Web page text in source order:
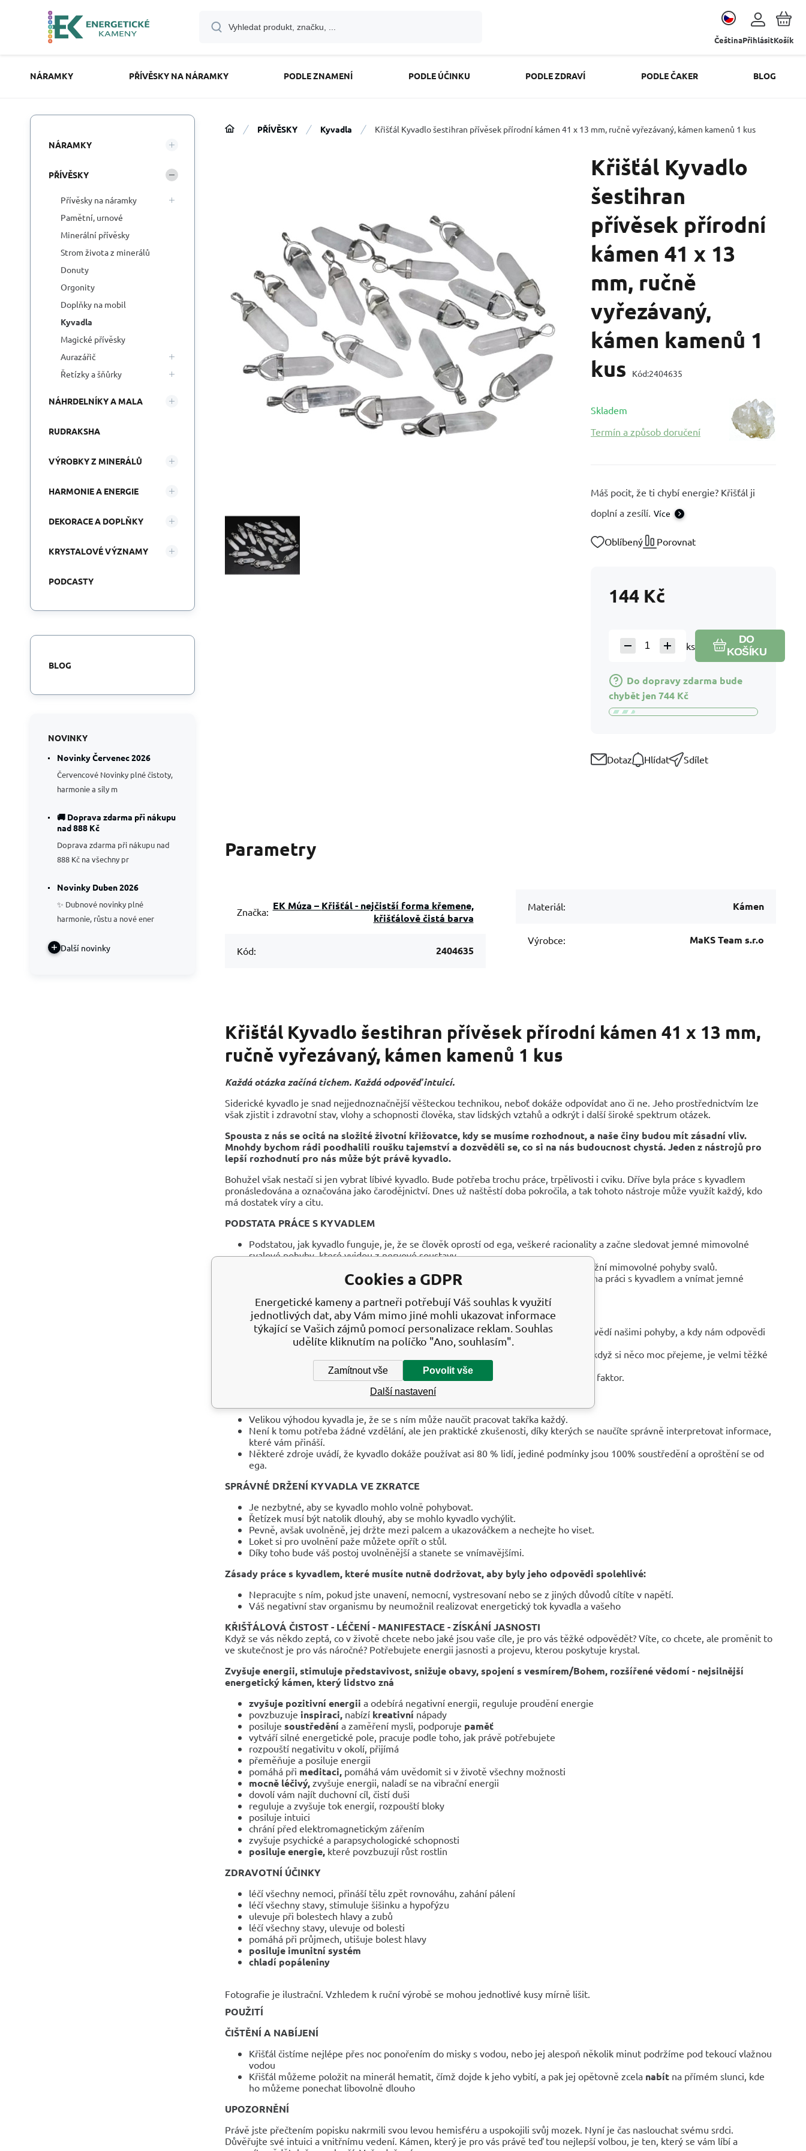
ČeštinaPřihlásitKošík
NÁRAMKY PŘÍVĚSKY NA NÁRAMKY PODLE ZNAMENÍ PODLE ÚČINKU PODLE ZDRAVÍ PODLE ČAKER BLOG
PŘÍVĚSKY Kyvadla Křišťál Kyvadlo šestihran přívěsek přírodní kámen 41 x 13 mm, ručně vyřezávaný, kámen kamenů 1 kus
Křišťál Kyvadlo
šestihran
přívěsek přírodní
kámen 41 x 13
mm, ručně
vyřezávaný,
kámen kamenů 1
kus
Kód:2404635
Skladem
Termín a způsob doručení
Máš pocit, že ti chybí energie? Křišťál ji
doplní a zesílí. Více
Oblíbený Porovnat
144 Kč
ks
DO
KOŠÍKU
Do dopravy zdarma bude
chybět jen744 Kč
Dotaz Hlídat Sdílet
Parametry
Značka: EK Múza – Křišťál - nejčistší forma křemene,
křišťálově čistá barva
Kód: 2404635
Materiál: Kámen
Výrobce: MaKS Team s.r.o
Křišťál Kyvadlo šestihran přívěsek přírodní kámen 41 x 13 mm,
ručně vyřezávaný, kámen kamenů 1 kus
Každá otázka začíná tichem. Každá odpověď intuicí.
Siderické kyvadlo je snad nejjednoznačnější věšteckou technikou, neboť dokáže odpovídat ano či ne. Jeho prostřednictvím lze
však zjistit i zdravotní stav, vlohy a schopnosti člověka, stav lidských vztahů a odkrýt i další široké spektrum otázek.
Spousta z nás se ocitá na složité životní křižovatce, kdy se musíme rozhodnout, a naše činy budou mít zásadní vliv.
Mnohdy bychom rádi poodhalili roušku tajemství a dozvěděli se, co si na nás budoucnost chystá. Jeden z nástrojů pro
lepší rozhodnutí pro nás může být právě kyvadlo.
Bohužel však nestačí si jen vybrat líbivé kyvadlo. Bude potřeba trochu práce, trpělivosti i cviku. Dříve byla práce s kyvadlem
pronásledována a označována jako čarodějnictví. Dnes už naštěstí doba pokročila, a tak tohoto nástroje může využít každý, kdo
má dostatek víry a citu.
PODSTATA PRÁCE S KYVADLEM
Podstatou, jak kyvadlo funguje, je, že se člověk oprostí od ega, veškeré racionality a začne sledovat jemné mimovolné
svalové pohyby, které vyjdou z nervové soustavy.
Nervová soustava v tu chvíli na sebe nabere roli vodiče univerzální energie a umožní mimovolné pohyby svalů.
Prostě musíte „vypnout“ a jen nechat proudit energii. Musíte se zcela soustředit na práci s kyvadlem a vnímat jemné
odpovědi, které vám poskytuje.
NEJVĚTŠÍ ÚSKALÍ KYVADLA
Kámen úrazu kyvadla tkví v tom poznat, kdy se jedná o nevědomé vynucení odpovědí našimi pohyby, a kdy nám odpovědi
skutečně dává kyvadlo.
Pokud si příliš přejeme konkrétní odpověď kyvadla, uděláme pohyb za něj, jenže když si něco moc přejeme, je velmi těžké
se tohoto chtíče vzdát.
Patrně proto velká řada lidí na kyvadlo zanevřela a přitom se jedná pouze o lidský faktor.
KDO MŮŽE KYVADLO POUŽÍVAT?
Velikou výhodou kyvadla je, že se s ním může naučit pracovat takřka každý.
Není k tomu potřeba žádné vzdělání, ale jen praktické zkušenosti, díky kterých se naučíte správně interpretovat informace,
které vám přináší.
Některé zdroje uvádí, že kyvadlo dokáže používat asi 80 % lidí, jediné podmínky jsou 100% soustředění a oproštění se od
ega.
SPRÁVNÉ DRŽENÍ KYVADLA VE ZKRATCE
Je nezbytné, aby se kyvadlo mohlo volně pohybovat.
Řetízek musí být natolik dlouhý, aby se mohlo kyvadlo vychýlit.
Pevně, avšak uvolněně, jej držte mezi palcem a ukazováčkem a nechejte ho viset.
Loket si pro uvolnění paže můžete opřít o stůl.
Díky toho bude váš postoj uvolněnější a stanete se vnímavějšími.
Zásady práce s kyvadlem, které musíte nutně dodržovat, aby byly jeho odpovědi spolehlivé:
Nepracujte s ním, pokud jste unavení, nemocní, vystresovaní nebo se z jiných důvodů cítíte v napětí.
Váš negativní stav organismu by neumožnil realizovat energetický tok kyvadla a vašeho
KŘIŠŤÁLOVÁ ČISTOST - LÉČENÍ - MANIFESTACE - ZÍSKÁNÍ JASNOSTI
Když se vás někdo zeptá, co v životě chcete nebo jaké jsou vaše cíle, je pro vás těžké odpovědět? Víte, co chcete, ale proměnit to
ve skutečnost je pro vás náročné? Potřebujete energii jasnosti a projevu, kterou poskytuje krystal.
Zvyšuje energii, stimuluje představivost, snižuje obavy, spojení s vesmírem/Bohem, rozšířené vědomí - nejsilnější
energetický kámen, který lidstvo zná
zvyšuje pozitivní energii a odebírá negativní energii, reguluje proudění energie
povzbuzuje inspiraci, nabízí kreativní nápady
posiluje soustředění a zaměření mysli, podporuje paměť
vytváří silné energetické pole, pracuje podle toho, jak právě potřebujete
rozpouští negativitu v okolí, přijímá
přeměňuje a posiluje energii
pomáhá při meditaci, pomáhá vám uvědomit si v životě všechny možnosti
mocně léčivý, zvyšuje energii, naladí se na vibrační energii
dovolí vám najít duchovní cíl, čistí duši
reguluje a zvyšuje tok energií, rozpouští bloky
posiluje intuici
chrání před elektromagnetickým zářením
zvyšuje psychické a parapsychologické schopnosti
posiluje energie, které povzbuzují růst rostlin
ZDRAVOTNÍ ÚČINKY
léčí všechny nemoci, přináší tělu zpět rovnováhu, zahání pálení
léčí všechny stavy, stimuluje šišinku a hypofýzu
ulevuje při bolestech hlavy a zubů
léčí všechny stavy, ulevuje od bolesti
pomáhá při průjmech, utišuje bolest hlavy
posiluje imunitní systém
chladí popáleniny
Fotografie je ilustrační. Vzhledem k ruční výrobě se mohou jednotlivé kusy mírně lišit.
POUŽITÍ
ČIŠTĚNÍ A NABÍJENÍ
Křišťál čistíme nejlépe přes noc ponořením do misky s vodou, nebo jej alespoň několik minut podržíme pod tekoucí vlažnou
vodou
Křišťál můžeme položit na minerál hematit, čímž dojde k jeho vybití, a pak jej opětovně zcela nabít na přímém slunci, kde
ho můžeme ponechat libovolně dlouho
UPOZORNĚNÍ
Právě jste přečtením popisku nakrmili svou levou hemisféru a uspokojili svůj mozek. Nyní je čas naslouchat svému srdci.
Důvěřujte své intuici a vnitřnímu vedení. Kámen, který je pro vás právě teď tou nejlepší volbou, je ten, který se vám líbí a
NÁRAMKY
PŘÍVĚSKY
Přívěsky na náramky
Pamětní, urnové
Minerální přívěsky
Strom života z minerálů
Donuty
Orgonity
Doplňky na mobil
Kyvadla
Magické přívěsky
Aurazářič
Řetízky a šňůrky
NÁHRDELNÍKY A MALA
RUDRAKSHA
VÝROBKY Z MINERÁLŮ
HARMONIE A ENERGIE
DEKORACE A DOPLŇKY
KRYSTALOVÉ VÝZNAMY
PODCASTY
BLOG
NOVINKY
Novinky Červenec 2026
Červencové Novinky plné čistoty,
harmonie a síly m
🚚 Doprava zdarma při nákupu
nad 888 Kč
Doprava zdarma při nákupu nad
888 Kč na všechny pr
Novinky Duben 2026
✨ Dubnové novinky plné
harmonie, růstu a nové ener
Další novinky
Cookies a GDPR
Energetické kameny a partneři potřebují Váš souhlas k využití
jednotlivých dat, aby Vám mimo jiné mohli ukazovat informace
týkající se Vašich zájmů pomocí personalizace reklam. Souhlas
udělíte kliknutím na políčko "Ano, souhlasím".
Zamítnout vše Povolit vše
Další nastavení